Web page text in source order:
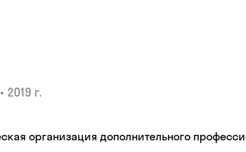
• 2019 г.
организация дополнительного